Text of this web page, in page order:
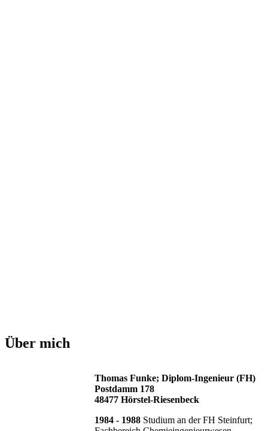
Über mich
Thomas Funke; Diplom-Ingenieur (FH)
Postdamm 178
48477 Hörstel-Riesenbeck
1984 - 1988 Studium an der FH Steinfurt;